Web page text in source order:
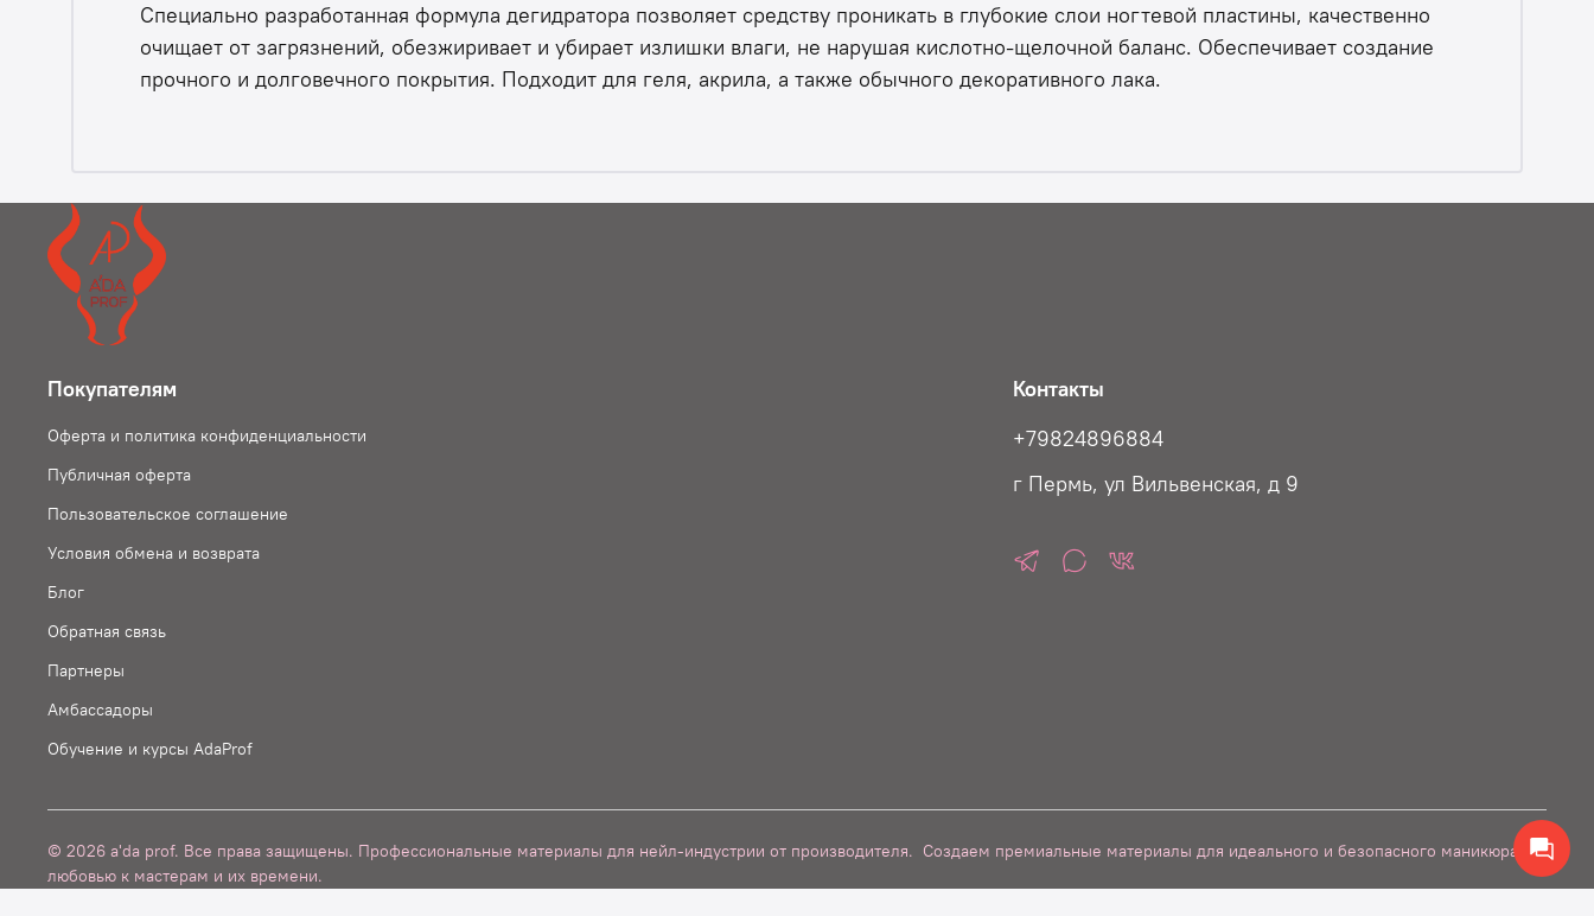
Специально разработанная формула дегидратора позволяет средству проникать в глубокие слои ногтевой пластины, качественно
очищает от загрязнений, обезжиривает и убирает излишки влаги, не нарушая кислотно-щелочной баланс. Обеспечивает создание
прочного и долговечного покрытия. Подходит для геля, акрила, а также обычного декоративного лака.
Покупателям
Оферта и политика конфиденциальности
Публичная оферта
Пользовательское соглашение
Условия обмена и возврата
Блог
Обратная связь
Партнеры
Амбассадоры
Oбучение и курсы AdaProf
Контакты
+79824896884
г Пермь, ул Вильвенская, д 9
© 2026 a'da prof. Все права защищены. Профессиональные материалы для нейл-индустрии от производителя. Создаем премиальные материалы для идеального и безопасного маникюра. С
любовью к мастерам и их времени.